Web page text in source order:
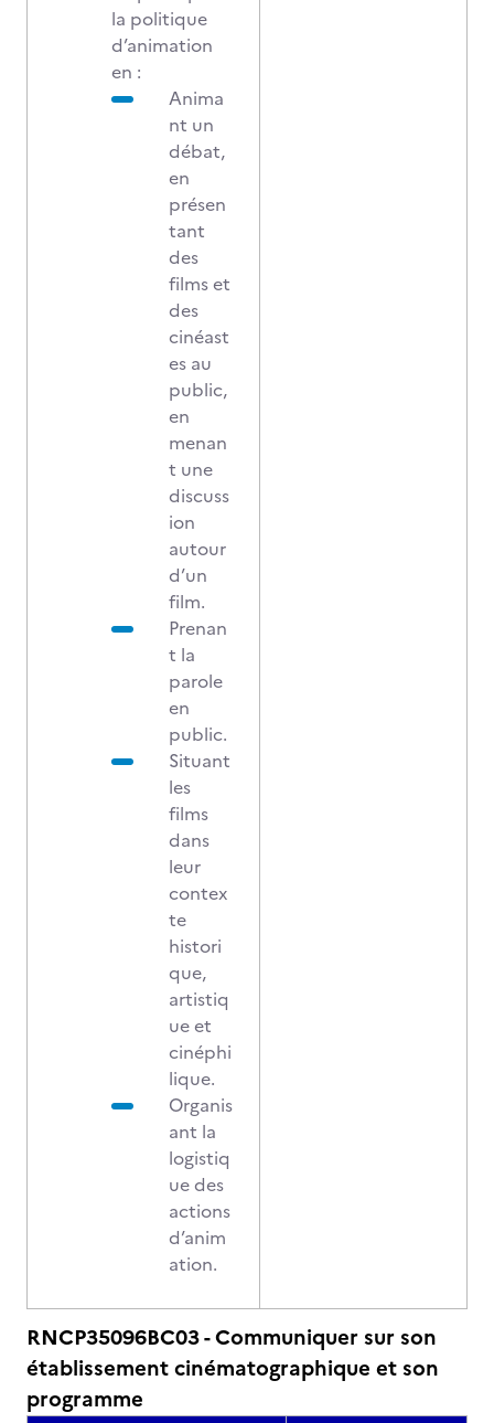
la politique
d’animation
en :
Anima
nt un
débat,
en
présen
tant
des
films et
des
cinéast
es au
public,
en
menan
t une
discuss
ion
autour
d’un
film.
Prenan
t la
parole
en
public.
Situant
les
films
dans
leur
contex
te
histori
que,
artistiq
ue et
cinéphi
lique.
Organis
ant la
logistiq
ue des
actions
d’anim
ation.
RNCP35096BC03 - Communiquer sur son
établissement cinématographique et son
programme